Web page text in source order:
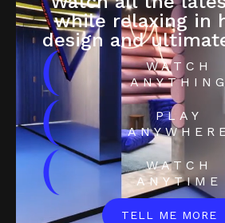
while relaxing in
design and
(
WATCH
ANYTHING
(
PLAY
(
WATCH
ANYTIME
TELL ME MORE